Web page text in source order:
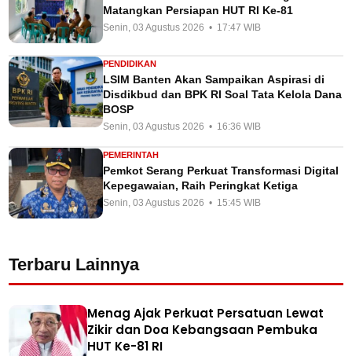
Matangkan Persiapan HUT RI Ke-81
Senin, 03 Agustus 2026 • 17:47 WIB
PENDIDIKAN
LSIM Banten Akan Sampaikan Aspirasi di
Disdikbud dan BPK RI Soal Tata Kelola Dana
BOSP
Senin, 03 Agustus 2026 • 16:36 WIB
PEMERINTAH
Pemkot Serang Perkuat Transformasi Digital
Kepegawaian, Raih Peringkat Ketiga
Senin, 03 Agustus 2026 • 15:45 WIB
Terbaru Lainnya
Menag Ajak Perkuat Persatuan Lewat
Zikir dan Doa Kebangsaan Pembuka
HUT Ke-81 RI